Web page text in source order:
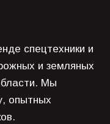
спецтехники и
и земляных
Мы
опытных